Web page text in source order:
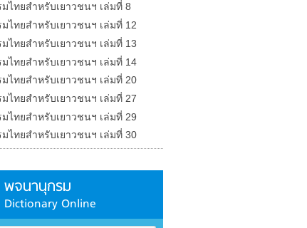
ไทยสำหรับเยาวชนฯ เล่มที่ 8
ไทยสำหรับเยาวชนฯ เล่มที่ 12
ไทยสำหรับเยาวชนฯ เล่มที่ 13
ไทยสำหรับเยาวชนฯ เล่มที่ 14
ไทยสำหรับเยาวชนฯ เล่มที่ 20
ไทยสำหรับเยาวชนฯ เล่มที่ 27
ไทยสำหรับเยาวชนฯ เล่มที่ 29
ไทยสำหรับเยาวชนฯ เล่มที่ 30
พจนานุกรม
Dictionary Online